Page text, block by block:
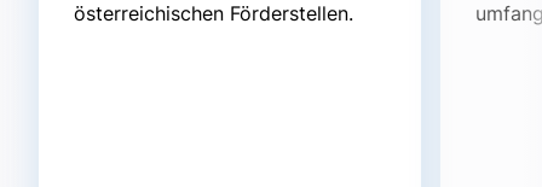
österreichischen Förderstellen.